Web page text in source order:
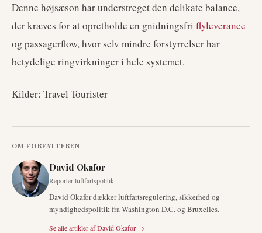
Denne højsæson har understreget den delikate balance,
der kræves for at opretholde en gnidningsfri flyleverance
og passagerflow, hvor selv mindre forstyrrelser har
betydelige ringvirkninger i hele systemet.
Kilder: Travel Tourister
OM FORFATTEREN
David Okafor
Reporter luftfartspolitik
David Okafor dækker luftfartsregulering, sikkerhed og
myndighedspolitik fra Washington D.C. og Bruxelles.
Se alle artikler afDavid Okafor →